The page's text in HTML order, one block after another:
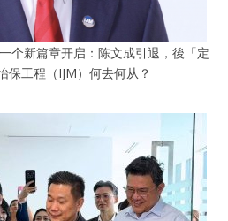
个新篇章开启：陈文成引退，後「定
保工程（IJM）何去何从？